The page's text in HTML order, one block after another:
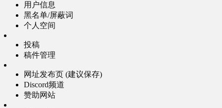
用户信息
黑名单/屏蔽词
个人空间
投稿
稿件管理
网址发布页 (建议保存)
Discord频道
赞助网站